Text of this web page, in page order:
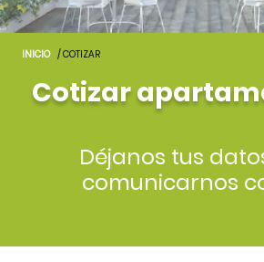
INICIO / COTIZAR
Cotizar
Déjanos tus
comunicarnos